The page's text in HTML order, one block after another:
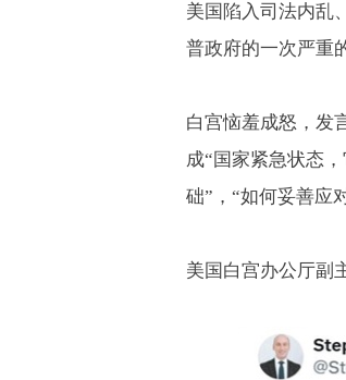
美国陷入司法内乱
普政府的一次严重
白宫恼羞成怒，发
成“国家紧急状态
础”，“如何妥善应
美国白宫办公厅副